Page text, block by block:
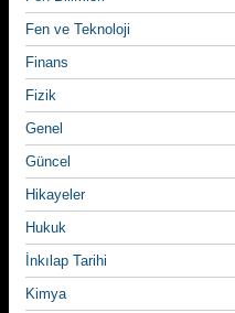
Fen ve Teknoloji
Finans
Fizik
Genel
Güncel
Hikayeler
Hukuk
İnkılap Tarihi
Kimya